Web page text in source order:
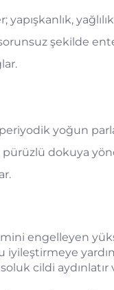
şekilde
yoğun
dokuya
engelleyen
cildi aydınlatır